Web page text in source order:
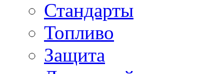
Стандарты
Топливо
Защита